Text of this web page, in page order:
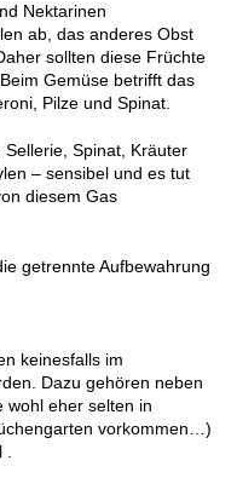
Nektarinen
ab, das anderes Obst
sollten diese Früchte
Gemüse betrifft das
Pilze und Spinat.
Spinat, Kräuter
– sensibel und es tut
diesem Gas
getrennte Aufbewahrung
keinesfalls im
Dazu gehören neben
wohl eher selten in
vorkommen…)
.